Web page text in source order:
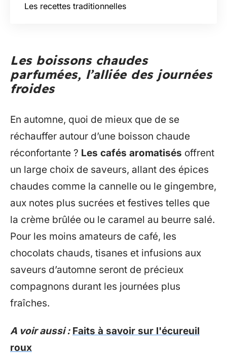
Les recettes traditionnelles
Les boissons chaudes
parfumées, l’alliée des journées
froides
En automne, quoi de mieux que de se
réchauffer autour d’une boisson chaude
réconfortante ? Les cafés aromatisés offrent
un large choix de saveurs, allant des épices
chaudes comme la cannelle ou le gingembre,
aux notes plus sucrées et festives telles que
la crème brûlée ou le caramel au beurre salé.
Pour les moins amateurs de café, les
chocolats chauds, tisanes et infusions aux
saveurs d’automne seront de précieux
compagnons durant les journées plus
fraîches.
A voir aussi : Faits à savoir sur l'écureuil
roux